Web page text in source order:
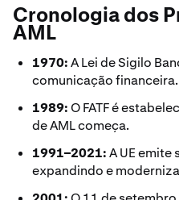
Cronologia dos
AML
1970:A Lei de Sigilo
comunicação financeira.
1989:O FATF é
de AML começa.
1991–2021:A UE emite
expandindo e